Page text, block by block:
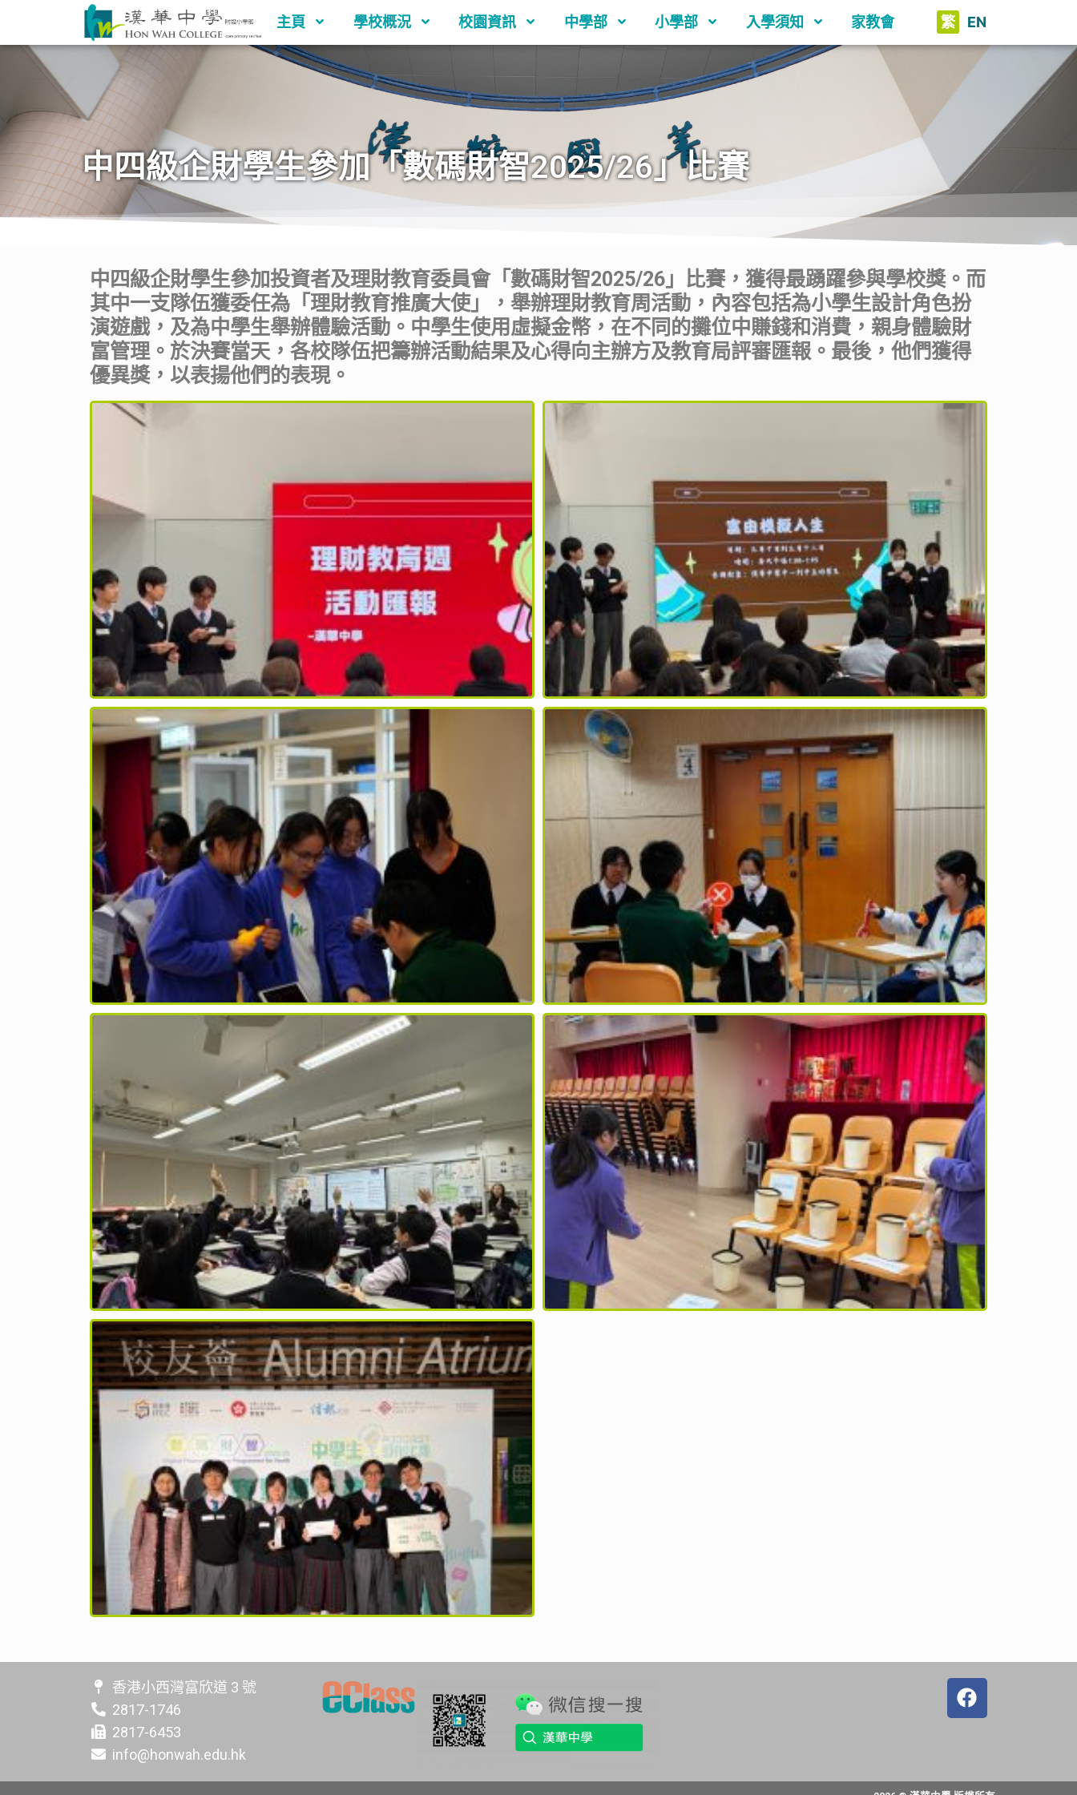
主頁 學校概況 校園資訊 中學部 小學部 入學須知 家教會 繁 EN
中四級企財學生參加「數碼財智2025/26」比賽
中四級企財學生參加投資者及理財教育委員會「數碼財智2025/26」比賽，獲得最踴躍參與學校獎。而
其中一支隊伍獲委任為「理財教育推廣大使」，舉辦理財教育周活動，內容包括為小學生設計角色扮
演遊戲，及為中學生舉辦體驗活動。中學生使用虛擬金幣，在不同的攤位中賺錢和消費，親身體驗財
富管理。於決賽當天，各校隊伍把籌辦活動結果及心得向主辦方及教育局評審匯報。最後，他們獲得
優異獎，以表揚他們的表現。
香港小西灣富欣道 3 號
2817-1746
2817-6453
info@honwah.edu.hk